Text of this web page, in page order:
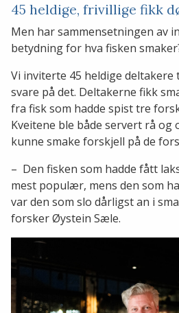
45 heldige, frivillige fikk
Men har sammensetningen av
betydning for hva fisken
Vi inviterte 45 heldige deltakere
svare på det. Deltakerne fikk
fra fisk som hadde spist tre
Kveitene ble både servert rå og
kunne smake forskjell på de
– Den fisken som hadde fått
mest populær, mens den som
var den som slo dårligst an i
forsker Øystein Sæle.